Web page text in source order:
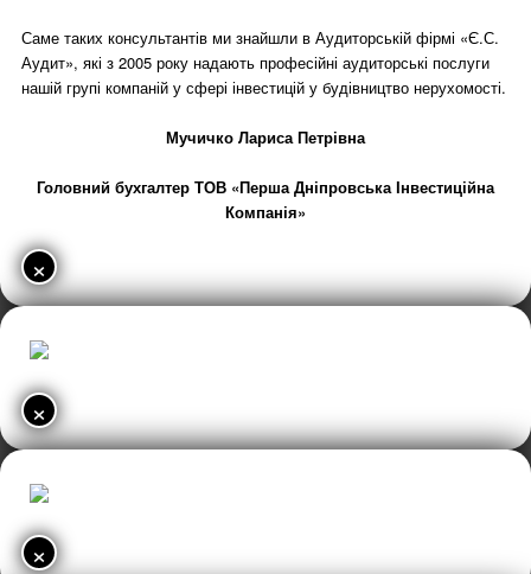
Саме таких консультантів ми знайшли в Аудиторській фірмі «Є.С.
Аудит», які з 2005 року надають професійні аудиторські послуги
нашій групі компаній у сфері інвестицій у будівництво нерухомості.
Мучичко Лариса Петрівна
Головний бухгалтер ТОВ «Перша Дніпровська Інвестиційна
Компанія»
×
×
×